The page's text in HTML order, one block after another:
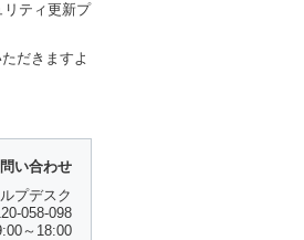
ティ更新プ
だきますよ
い合わせ
プデスク
058-098
～18:00